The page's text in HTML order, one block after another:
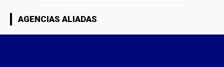
AGENCIAS ALIADAS